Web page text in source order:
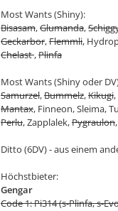
Most Wants (Shiny):
Bisasam,Glumanda,
Geckarbor,Flemmli,
Chelast,Plinfa
Most Wants (Shiny oder
Samurzel,Bummelz,Kikugi
Mantax, Finneon, Sleima,
Perlu, Zapplalek,Pygraulon
Ditto (6DV) - aus einem
Höchstbieter:
Gengar
Code 1: Pi314 (s-Plinfa, s-